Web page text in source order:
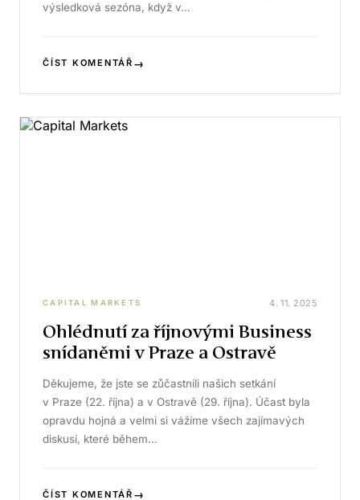
výsledková sezóna, když v…
ČÍST KOMENTÁŘ →
CAPITAL MARKETS 4. 11. 2025
Ohlédnutí za říjnovými Business
snídaněmi v Praze a Ostravě
Děkujeme, že jste se zůčastnili našich setkání
v Praze (22. října) a v Ostravě (29. října). Účast byla
opravdu hojná a velmi si vážíme všech zajímavých
diskusí, které během…
ČÍST KOMENTÁŘ →